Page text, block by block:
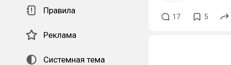
Правила
Реклама
Системная тема
17 5